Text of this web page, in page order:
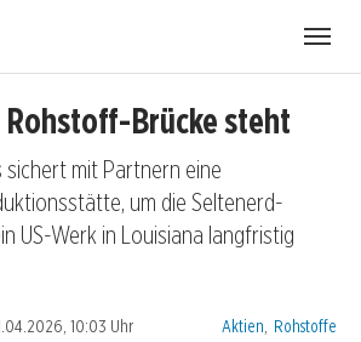
Brücke steht
sichert mit Partnern eine
um die Seltenerd-
US-Werk in Louisiana langfristig
10:03 Uhr Kategorien:
Aktien Rohstoffe